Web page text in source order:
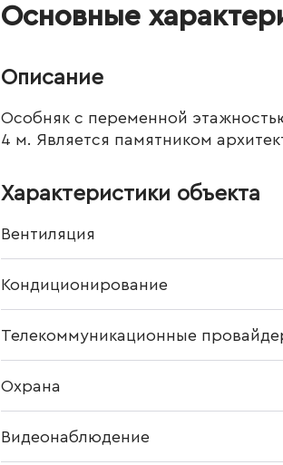
Основные
Описание
Особняк с переменной
4 м. Является памятником
Характеристики объекта
Вентиляция
Кондиционирование
Телекоммуникационные
Охрана
Видеонаблюдение